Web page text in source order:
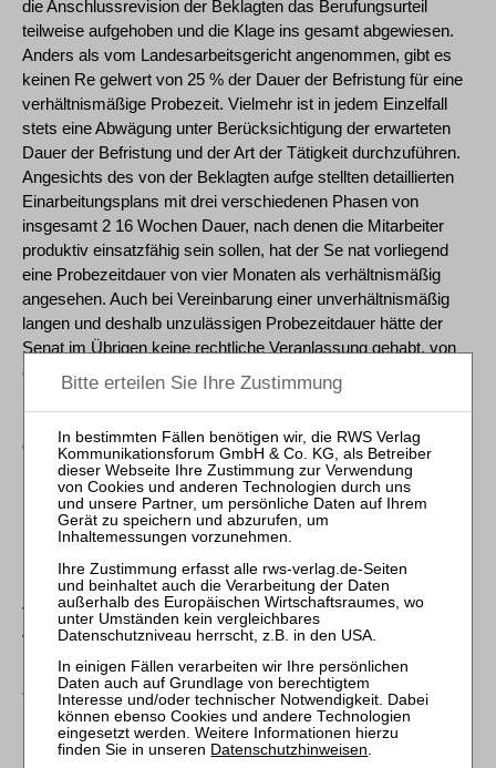
die Anschlussrevision der Beklagten das Berufungsurteil
teilweise aufgehoben und die Klage ins gesamt abgewiesen.
Anders als vom Landesarbeitsgericht angenommen, gibt es
keinen Re gelwert von 25 % der Dauer der Befristung für eine
verhältnismäßige Probezeit. Vielmehr ist in jedem Einzelfall
stets eine Abwägung unter Berücksichtigung der erwarteten
Dauer der Befristung und der Art der Tätigkeit durchzuführen.
Angesichts des von der Beklagten aufge stellten detaillierten
Einarbeitungsplans mit drei verschiedenen Phasen von
insgesamt 2 16 Wochen Dauer, nach denen die Mitarbeiter
produktiv einsatzfähig sein sollen, hat der Se nat vorliegend
eine Probezeitdauer von vier Monaten als verhältnismäßig
angesehen. Auch bei Vereinbarung einer unverhältnismäßig
langen und deshalb unzulässigen Probezeitdauer hätte der
Senat im Übrigen keine rechtliche Veranlassung gehabt, von
einer Verkürzung der gesetzlichen Wartezeit des § 1 Abs. 1
KSchG auszugehen, wonach eine Kündigung der sozia len
demselben Betrieb oder Unterneh men ohne Unterbrechung
länger als sechs Monate bestanden hat.
Bundesarbeitsgericht, Urteil vom 30. Oktober 2025 - 2 AZR
Vorinstanz: Landesarbeitsgericht Berlin-Brandenburg, Urteil
vom 2. Juli 2024 - 19 Sa 1150/23 -Hinweise:
*§ 15 TzBfG lautet auszugsweise:
(3) Wird für ein befristetes Arbeitsverhältnis eine Probezeit
Datenschutzhinweisen.